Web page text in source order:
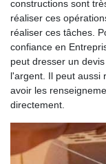
constructions sont
réaliser ces
réaliser ces tâches.
confiance en
peut dresser un
l'argent. Il peut aussi
avoir les
directement.